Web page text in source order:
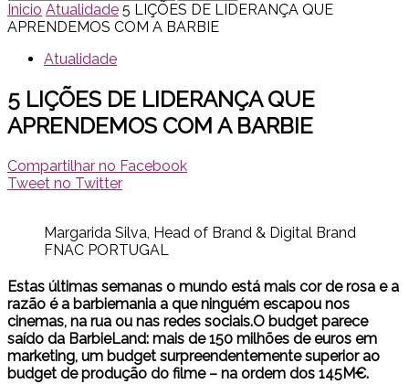
Inicio Atualidade 5 LIÇÕES DE LIDERANÇA QUE
APRENDEMOS COM A BARBIE
Atualidade
5 LIÇÕES DE LIDERANÇA QUE
APRENDEMOS COM A BARBIE
Compartilhar no Facebook
Tweet no Twitter
Margarida Silva, Head of Brand & Digital Brand
FNAC PORTUGAL
Estas últimas semanas o mundo está mais cor de rosa e a
razão é a barbiemania a que ninguém escapou nos
cinemas, na rua ou nas redes sociais.O budget parece
saído da BarbieLand: mais de 150 milhões de euros em
marketing, um budget surpreendentemente superior ao
budget de produção do filme – na ordem dos 145M€.